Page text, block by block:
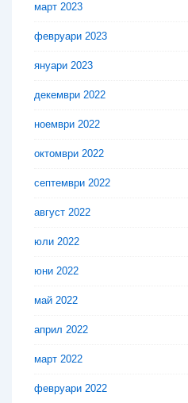
март 2023
февруари 2023
януари 2023
декември 2022
ноември 2022
октомври 2022
септември 2022
август 2022
юли 2022
юни 2022
май 2022
април 2022
март 2022
февруари 2022